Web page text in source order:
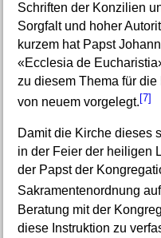
Schriften der Konzilien
Sorgfalt und hoher
kurzem hat Papst
«Ecclesia de
zu diesem Thema für
von neuem vorgelegt. [7]
Damit die Kirche dieses
in der Feier der heiligen
der Papst der
Sakramentenordnung
Beratung mit der
diese Instruktion zu